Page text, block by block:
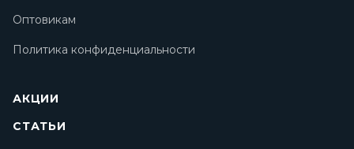
Оптовикам
Политика конфиденциальности
АКЦИИ
СТАТЬИ